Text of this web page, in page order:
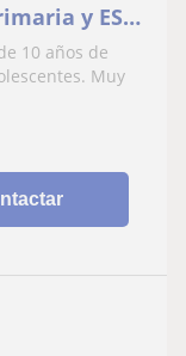
y ESO.
de
10 años de
Muy